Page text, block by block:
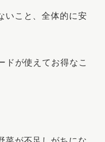
いこと、全体的に安
ドが使えてお得なこ